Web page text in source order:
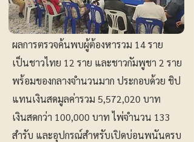
ผลการตรวจค้นพบผู้ต้องหารวม 14 ราย
เป็นชาวไทย 12 ราย และชาวกัมพูชา 2 ราย
พร้อมของกลางจำนวนมาก ประกอบด้วย ชิป
แทนเงินสดมูลค่ารวม 5,572,020 บาท
เงินสดกว่า 100,000 บาท ไพ่จำนวน 133
สำรับ และอุปกรณ์สำหรับเปิดบ่อนพนันครบ